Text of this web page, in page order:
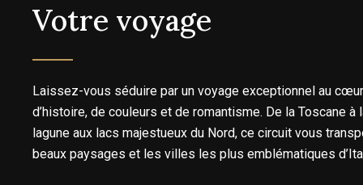
Votre voyage
Laissez-vous séduire par un voyage exceptionnel au cœur
d’histoire, de couleurs et de romantisme. De la Toscane
lagune aux lacs majestueux du Nord, ce circuit vous
beaux paysages et les villes les plus emblématiques